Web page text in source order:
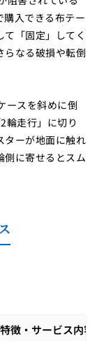
入できる布テー
「固定」してく
らなる破損や転倒
ースを斜めに倒
輪走行」に切り
ターが地面に触れ
側に寄せるとスム
特徴・サービス内容